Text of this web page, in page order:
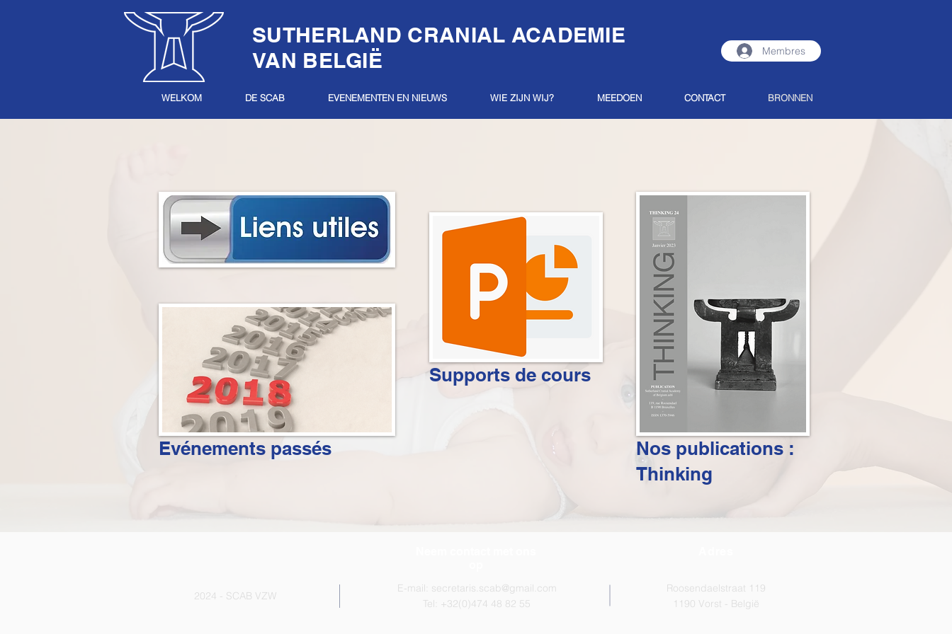
SUTHERLAND CRANIAL ACADEMIE
VAN BELGIË
Membres
WELKOM DE SCAB EVENEMENTEN EN NIEUWS WIE ZIJN WIJ? MEEDOEN CONTACT BRONNEN
Evénements passés
Supports de cours
Nos publications :
Thinking
2024 - SCAB VZW
E-mail: secretaris.scab@gmail.com
Tel: +32(0)474 48 82 55
Roosendaelstraat 119
1190 Vorst - België